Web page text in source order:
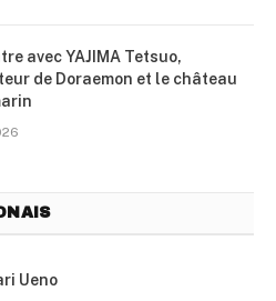
avec YAJIMA Tetsuo,
de Doraemon et le château
Ueno